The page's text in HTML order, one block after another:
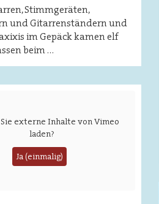
Stimmgeräten,
und Gitarrenständern und
im Gepäck kamen elf
beim …
externe Inhalte vonVimeo
laden?
Ja (einmalig)